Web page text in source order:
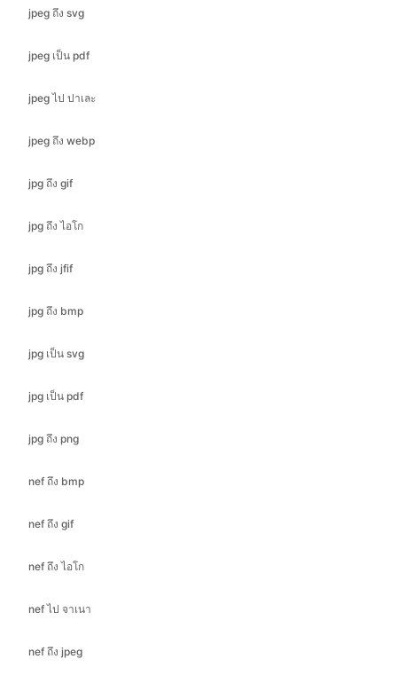
jpeg ไป ปาเละ
jpeg ถึง webp
jpg ถึง gif
jpg ถึง ไอโก
jpg ถึง jfif
jpg ถึง bmp
jpg เป็น svg
jpg เป็น pdf
jpg ถึง png
nef ถึง bmp
nef ถึง gif
nef ถึง ไอโก
nef ไป จาเนา
nef เป็น pdf